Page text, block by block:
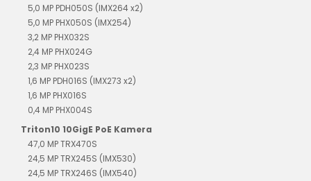
5,0 MP PDH050S (IMX264 x2)
5,0 MP PHX050S (IMX254)
3,2 MP PHX032S
2,4 MP PHX024G
2,3 MP PHX023S
1,6 MP PDH016S (IMX273 x2)
1,6 MP PHX016S
0,4 MP PHX004S
Triton10 10GigE PoE Kamera
47,0 MP TRX470S
24,5 MP TRX245S (IMX530)
24,5 MP TRX246S (IMX540)